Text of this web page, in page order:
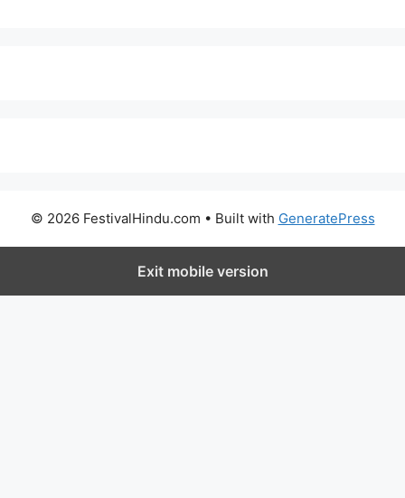
© 2026 FestivalHindu.com • Built with GeneratePress
Exit mobile version